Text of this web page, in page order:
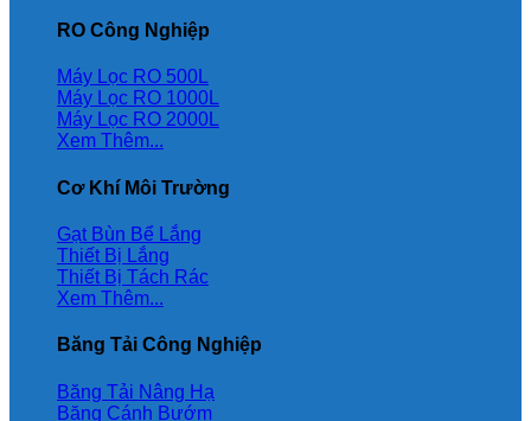
RO Công Nghiệp
Máy Lọc RO 500L
Máy Lọc RO 1000L
Máy Lọc RO 2000L
Xem Thêm...
Cơ Khí Môi Trường
Gạt Bùn Bể Lắng
Thiết Bị Lắng
Thiết Bị Tách Rác
Xem Thêm...
Băng Tải Công Nghiệp
Băng Tải Nâng Hạ
Băng Cánh Bướm